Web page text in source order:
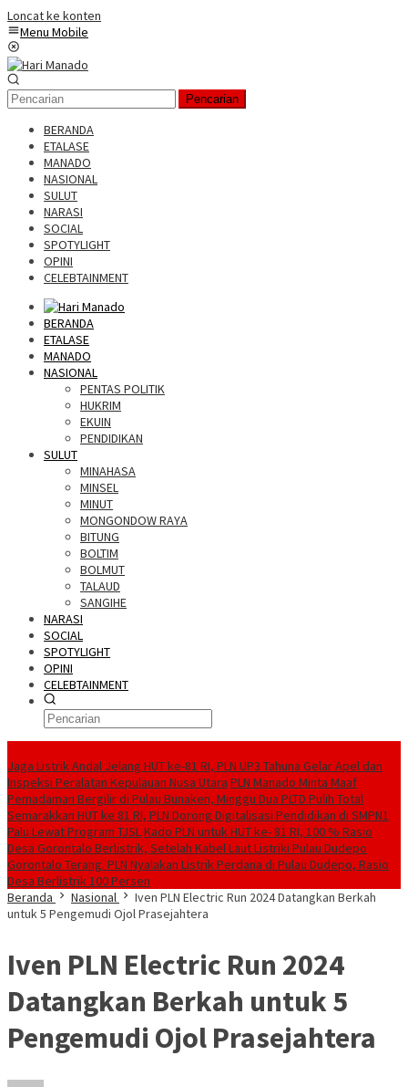
Loncat ke konten
Menu Mobile
Pencarian
BERANDA
ETALASE
MANADO
NASIONAL
SULUT
NARASI
SOCIAL
SPOTYLIGHT
OPINI
CELEBTAINMENT
BERANDA
ETALASE
MANADO
NASIONAL
PENTAS POLITIK
HUKRIM
EKUIN
PENDIDIKAN
SULUT
MINAHASA
MINSEL
MINUT
MONGONDOW RAYA
BITUNG
BOLTIM
BOLMUT
TALAUD
SANGIHE
NARASI
SOCIAL
SPOTYLIGHT
OPINI
CELEBTAINMENT
Jaga Listrik Andal Jelang HUT ke-81 RI, PLN UP3 Tahuna Gelar Apel dan
Inspeksi Peralatan Kepulauan Nusa Utara PLN Manado Minta Maaf
Pemadaman Bergilir di Pulau Bunaken, Minggu Dua PLTD Pulih Total
Semarakkan HUT ke 81 RI, PLN Dorong Digitalisasi Pendidikan di SMPN1
Palu Lewat Program TJSLKado PLN untuk HUT ke- 81 RI, 100 % Rasio
Desa Gorontalo Berlistrik, Setelah Kabel Laut Listriki Pulau Dudepo
Gorontalo Terang. PLN Nyalakan Listrik Perdana di Pulau Dudepo, Rasio
Desa Berlistrik 100 Persen
Beranda
Nasional
Iven PLN Electric Run 2024 Datangkan Berkah
untuk 5 Pengemudi Ojol Prasejahtera
Iven PLN Electric Run 2024
Datangkan Berkah untuk 5
Pengemudi Ojol Prasejahtera